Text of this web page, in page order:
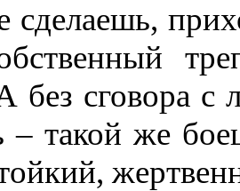
сделаешь,
без сговора с
такой же